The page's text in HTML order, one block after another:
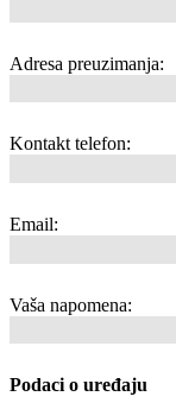
Adresa preuzimanja:
Kontakt telefon:
Email:
Vaša napomena:
Podaci o uređaju